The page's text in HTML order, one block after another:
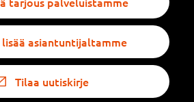
lisää asiantuntijaltamme
Tilaa uutiskirje